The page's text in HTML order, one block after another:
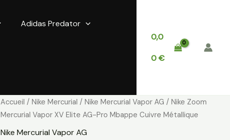
Adidas Predator
0,0
0€
Accueil / Nike Mercurial / Nike Mercurial Vapor AG / Nike Zoom
Mercurial Vapor XV Elite AG-Pro Mbappe Cuivre Métallique
Nike Mercurial Vapor AG
quantité
de